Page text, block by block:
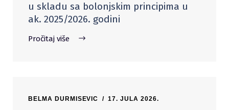
u skladu sa bolonjskim principima u
ak. 2025/2026. godini
Pročitaj više
BELMA DURMISEVIC 17. JULA 2026.